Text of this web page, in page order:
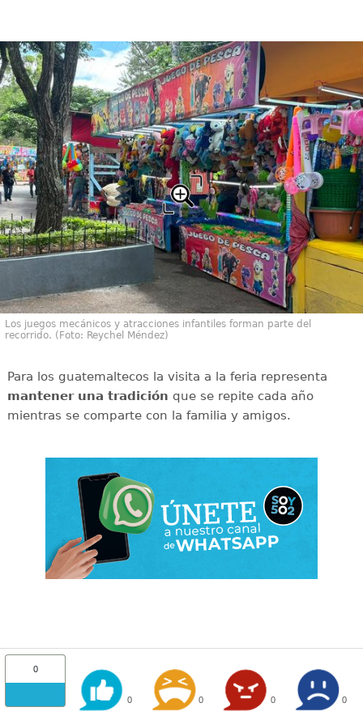
Los juegos mecánicos y atracciones infantiles forman parte del
recorrido. (Foto: Reychel Méndez)
Para los guatemaltecos la visita a la feria representa
mantener una tradición que se repite cada año
mientras se comparte con la familia y amigos.
0
0 0 0 0